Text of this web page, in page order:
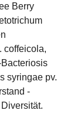
Berry
coffeicola,
syringae pv.
-